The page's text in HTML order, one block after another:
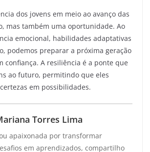
dos jovens em meio ao avanço das
mas também uma oportunidade. Ao
emocional, habilidades adaptativas
podemos preparar a próxima geração
confiança. A resiliência é a ponte que
ao futuro, permitindo que eles
em possibilidades.
Torres Lima
apaixonada por transformar
em aprendizados, compartilho